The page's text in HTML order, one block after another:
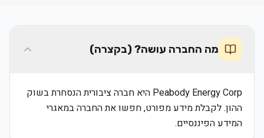
מה החברה עושה? (בקצרה)
Peabody Energy Corp היא חברה ציבורית הנסחרת בשוק
ההון. לקבלת מידע מפורט, חפשו את החברה במאגרי
המידע הפיננסיים.